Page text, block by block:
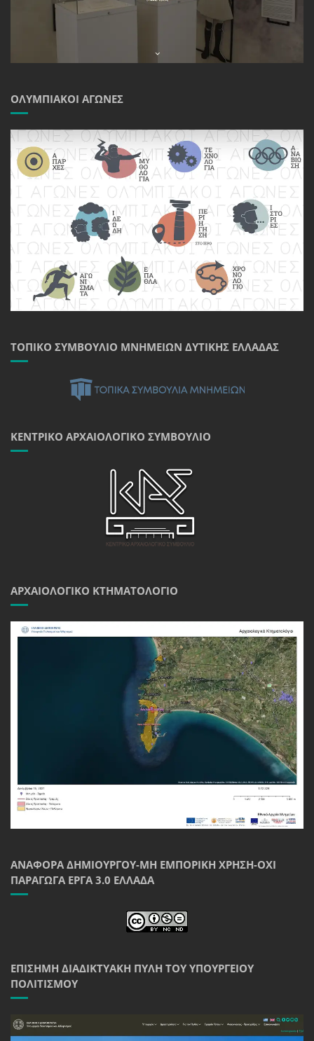
ΟΛΥΜΠΙΑΚΟΊ ΑΓΏΝΕΣ
ΤΟΠΙΚΌ ΣΥΜΒΟΎΛΙΟ ΜΝΗΜΕΊΩΝ ΔΥΤΙΚΉΣ ΕΛΛΆΔΑΣ
ΚΕΝΤΡΙΚΌ ΑΡΧΑΙΟΛΟΓΙΚΌ ΣΥΜΒΟΎΛΙΟ
ΑΡΧΑΙΟΛΟΓΙΚΌ ΚΤΗΜΑΤΟΛΌΓΙΟ
ΑΝΑΦΟΡΆ ΔΗΜΙΟΥΡΓΟΎ-ΜΗ ΕΜΠΟΡΙΚΉ ΧΡΉΣΗ-ΌΧΙ
ΠΑΡΆΓΩΓΑ ΈΡΓΑ 3.0 ΕΛΛΆΔΑ
ΕΠΊΣΗΜΗ ΔΙΑΔΙΚΤΥΑΚΉ ΠΎΛΗ ΤΟΥ ΥΠΟΥΡΓΕΊΟΥ
ΠΟΛΙΤΙΣΜΟΎ